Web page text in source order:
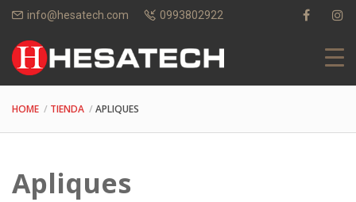
info@hesatech.com 0993802922
HOME TIENDA APLIQUES
Apliques